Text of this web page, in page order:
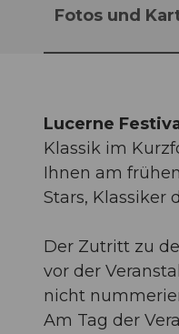
Fotos und
Lucerne
Klassik im
Ihnen am
Stars, Klassiker
Der Zutritt zu
vor der
nicht
Am Tag der